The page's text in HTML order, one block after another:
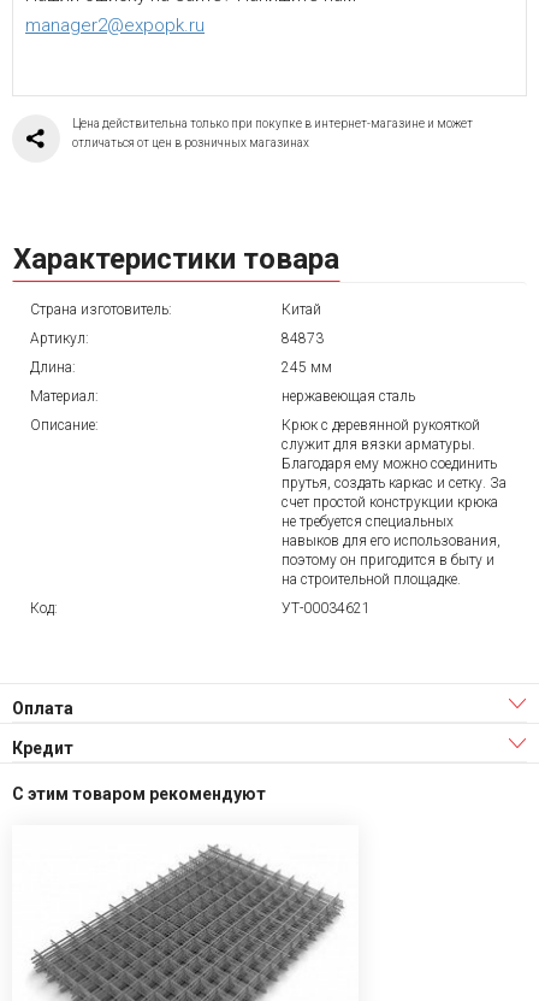
manager2@expopk.ru
Цена действительна только при покупке в интернет-магазине и может
отличаться от цен в розничных магазинах
Характеристики товара
Страна изготовитель:
Китай
Артикул:
84873
Длина:
245 мм
Материал:
нержавеющая сталь
Описание:
Крюк с деревянной рукояткой
служит для вязки арматуры.
Благодаря ему можно соединить
прутья, создать каркас и сетку. За
счет простой конструкции крюка
не требуется специальных
навыков для его использования,
поэтому он пригодится в быту и
на строительной площадке.
Код:
УТ-00034621
Оплата
Кредит
С этим товаром рекомендуют